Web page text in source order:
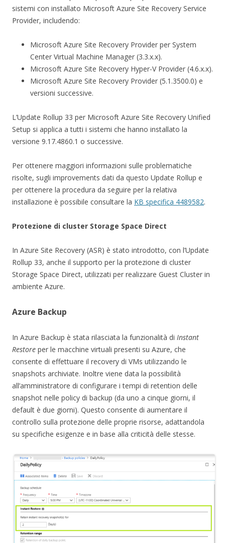
sistemi con installato Microsoft Azure Site Recovery Service
Provider, includendo:
Microsoft Azure Site Recovery Provider per System
Center Virtual Machine Manager (3.3.x.x).
Microsoft Azure Site Recovery Hyper-V Provider (4.6.x.x).
Microsoft Azure Site Recovery Provider (5.1.3500.0) e
versioni successive.
L’Update Rollup 33 per Microsoft Azure Site Recovery Unified
Setup si applica a tutti i sistemi che hanno installato la
versione 9.17.4860.1 o successive.
Per ottenere maggiori informazioni sulle problematiche
risolte, sugli improvements dati da questo Update Rollup e
per ottenere la procedura da seguire per la relativa
installazione è possibile consultare la KB specifica 4489582.
Protezione di cluster Storage Space Direct
In Azure Site Recovery (ASR) è stato introdotto, con l’Update
Rollup 33, anche il supporto per la protezione di cluster
Storage Space Direct, utilizzati per realizzare Guest Cluster in
ambiente Azure.
Azure Backup
In Azure Backup è stata rilasciata la funzionalità di Instant
Restore per le macchine virtuali presenti su Azure, che
consente di effettuare il recovery di VMs utilizzando le
snapshots archiviate. Inoltre viene data la possibilità
all’amministratore di configurare i tempi di retention delle
snapshot nelle policy di backup (da uno a cinque giorni, il
default è due giorni). Questo consente di aumentare il
controllo sulla protezione delle proprie risorse, adattandola
su specifiche esigenze e in base alla criticità delle stesse.